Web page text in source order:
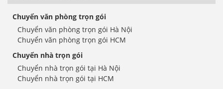
Chuyển văn phòng trọn gói
Chuyển văn phòng trọn gói Hà Nội
Chuyển văn phòng trọn gói HCM
Chuyển nhà trọn gói
Chuyển nhà trọn gói tại Hà Nội
Chuyển nhà trọn gói tại HCM